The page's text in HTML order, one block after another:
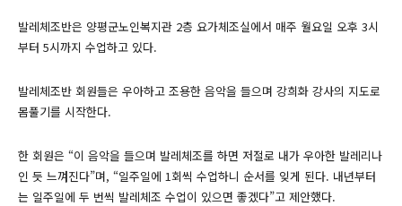
발레체조반은 양평군노인복지관 2층 요가체조실에서 매주 월요일 오후 3시
부터 5시까지 수업하고 있다.
발레체조반 회원들은 우아하고 조용한 음악을 들으며 강희화 강사의 지도로
몸풀기를 시작한다.
한 회원은 “이 음악을 들으며 발레체조를 하면 저절로 내가 우아한 발레리나
인 듯 느껴진다”며, “일주일에 1회씩 수업하니 순서를 잊게 된다. 내년부터
는 일주일에 두 번씩 발레체조 수업이 있으면 좋겠다”고 제안했다.